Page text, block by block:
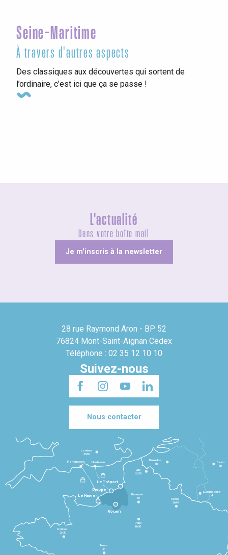
Seine-Maritime
À travers d'autres aspects
Des classiques aux découvertes qui sortent de
l’ordinaire, c’est ici que ça se passe !
L'actualité
Dans votre boîte mail
Je m'inscris à la newsletter
28 rue Raymond Aron - BP 52
76824 Mont-Saint-Aignan Cedex
Téléphone : 02 35 12 10 10
Suivez-nous
Nous contacter
Le Havre
Dieppe
Le Tréport
Rennes
2h30
Tours
3h
Paris
1h30
Beauvais
1h
Reims
2h45
Lille
2h30
Bruxelles
3h
Londres
3h30
Newhaven
Portsmouth
Bonn
5h
Luxembourg
4h
Rouen